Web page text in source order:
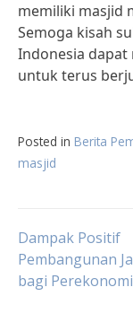
memiliki masjid
Semoga kisah
Indonesia dapat
untuk terus
Posted in Berita
masjid
Post
Dampak Positif
Pembangunan
bagi